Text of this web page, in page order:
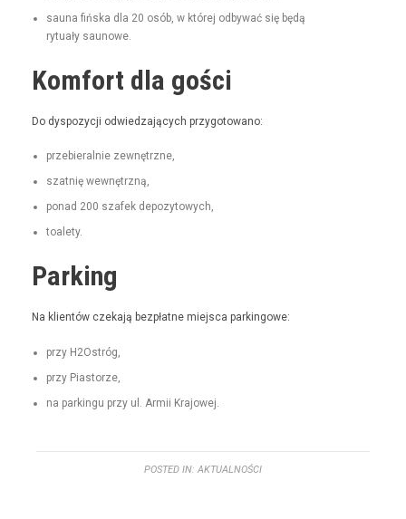
sauna fińs­ka dla 20 osób, w której odby­wać się będą
rytu­ały saunowe.
Komfort dla gości
Do dys­pozy­cji odwiedza­ją­cych przygotowano:
prze­bier­al­nie zewnętrzne,
szat­nię wewnętrzną,
pon­ad 200 szafek depozytowych,
toale­ty.
Parking
Na klien­tów czeka­ją bezpłatne miejs­ca parkingowe:
przy H2Ostróg,
przy Pias­torze,
na parkingu przy ul. Armii Krajowej.
POSTED IN: AKTUALNOŚCI